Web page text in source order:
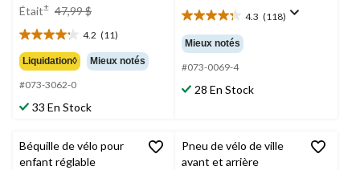
Était± 47,99 $
47,99 $
4.2 (11)
4.2
étoile(s)
sur
5.
11
Liquidation◊ Mieux notés
#073-3062-0
33 En Stock
4.3 (118)
4.3
étoile(s)
sur
5.
118
évaluations
Mieux notés
#073-0069-4
28 En Stock
Béquille de vélo pour
enfant réglable
Pneu de vélo de ville
avant et arrière